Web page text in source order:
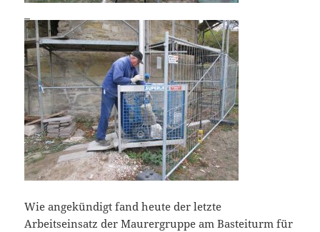
Wie angekündigt fand heute der letzte
Arbeitseinsatz der Maurergruppe am Basteiturm für